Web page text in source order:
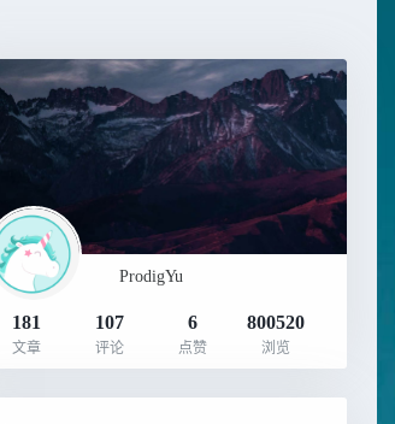
ProdigYu
181
文章
107
评论
6
点赞
800520
浏览